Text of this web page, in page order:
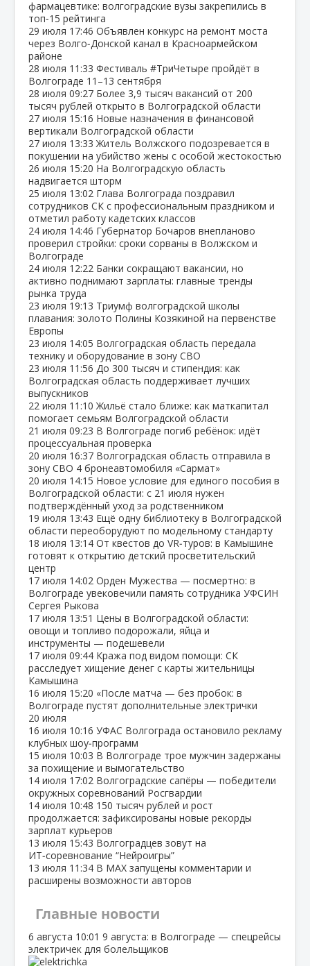
фармацевтике: волгоградские вузы закрепились в
топ‑15 рейтинга
29 июля 17:46 Объявлен конкурс на ремонт моста
через Волго‑Донской канал в Красноармейском
районе
28 июля 11:33 Фестиваль #ТриЧетыре пройдёт в
Волгограде 11–13 сентября
28 июля 09:27 Более 3,9 тысяч вакансий от 200
тысяч рублей открыто в Волгоградской области
27 июля 15:16 Новые назначения в финансовой
вертикали Волгоградской области
27 июля 13:33 Житель Волжского подозревается в
покушении на убийство жены с особой жестокостью
26 июля 15:20 На Волгоградскую область
надвигается шторм
25 июля 13:02 Глава Волгограда поздравил
сотрудников СК с профессиональным праздником и
отметил работу кадетских классов
24 июля 14:46 Губернатор Бочаров внепланово
проверил стройки: сроки сорваны в Волжском и
Волгограде
24 июля 12:22 Банки сокращают вакансии, но
активно поднимают зарплаты: главные тренды
рынка труда
23 июля 19:13 Триумф волгоградской школы
плавания: золото Полины Козякиной на первенстве
Европы
23 июля 14:05 Волгоградская область передала
технику и оборудование в зону СВО
23 июля 11:56 До 300 тысяч и стипендия: как
Волгоградская область поддерживает лучших
выпускников
22 июля 11:10 Жильё стало ближе: как маткапитал
помогает семьям Волгоградской области
21 июля 09:23 В Волгограде погиб ребёнок: идёт
процессуальная проверка
20 июля 16:37 Волгоградская область отправила в
зону СВО 4 бронеавтомобиля «Сармат»
20 июля 14:15 Новое условие для единого пособия в
Волгоградской области: с 21 июля нужен
подтверждённый уход за родственником
19 июля 13:43 Ещё одну библиотеку в Волгоградской
области переоборудуют по модельному стандарту
18 июля 13:14 От квестов до VR‑туров: в Камышине
готовят к открытию детский просветительский
центр
17 июля 14:02 Орден Мужества — посмертно: в
Волгограде увековечили память сотрудника УФСИН
Сергея Рыкова
17 июля 13:51 Цены в Волгоградской области:
овощи и топливо подорожали, яйца и
инструменты — подешевели
17 июля 09:44 Кража под видом помощи: СК
расследует хищение денег с карты жительницы
Камышина
16 июля 15:20 «После матча — без пробок: в
Волгограде пустят дополнительные электрички
20 июля
16 июля 10:16 УФАС Волгограда остановило рекламу
клубных шоу‑программ
15 июля 10:03 В Волгограде трое мужчин задержаны
за похищение и вымогательство
14 июля 17:02 Волгоградские сапёры — победители
окружных соревнований Росгвардии
14 июля 10:48 150 тысяч рублей и рост
продолжается: зафиксированы новые рекорды
зарплат курьеров
13 июля 15:43 Волгоградцев зовут на
ИТ‑соревнование “Нейроигры”
13 июля 11:34 В МАХ запущены комментарии и
расширены возможности авторов
Главные новости
6 августа 10:01 9 августа: в Волгограде — спецрейсы
электричек для болельщиков